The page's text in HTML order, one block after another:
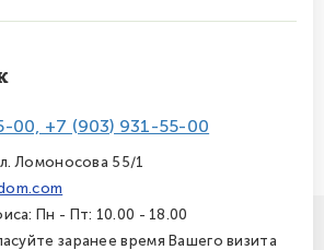
00, +7 (903) 931-55-00
Ломоносова 55/1
Пн - Пт: 10.00 - 18.00
заранее время Вашего визита